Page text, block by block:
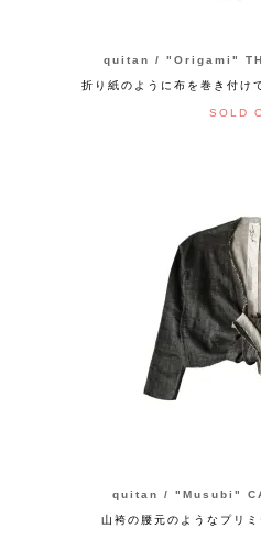
quitan / "Origami"
折り紙のように布を巻き付け
SOLD
quitan / "Musubi"
山袴の腰元のようなプリ